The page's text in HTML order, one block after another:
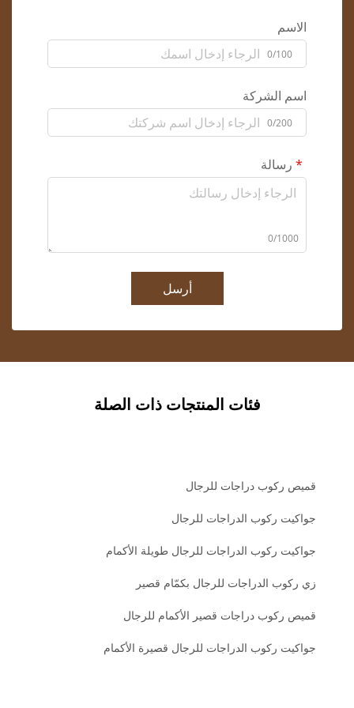
الاسم
0/100
اسم الشركة
0/200
رسالة
0/1000
أرسل
فئات المنتجات ذات الصلة
قميص ركوب دراجات للرجال
جواكيت ركوب الدراجات للرجال
جواكيت ركوب الدراجات للرجال طويلة الأكمام
زي ركوب الدراجات للرجال بكمّام قصير
قميص ركوب دراجات قصير الأكمام للرجال
جواكيت ركوب الدراجات للرجال قصيرة الأكمام